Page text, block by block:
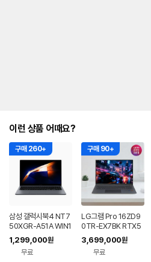
이런 상품 어때요?
구매 260+
삼성 갤럭시북4 NT7
50XGR-A51A WIN1
1 FPP(버젼UP설치)
업무용 학생용 사무용
노트북 문스톤그레이
1,299,000원
무료
구매 90+
LG그램 Pro 16ZD9
0TR-EX7BK RTX5
050 32GB 디자인 노
트북
3,699,000원
무료